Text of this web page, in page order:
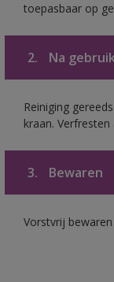
toepasbaar op
2. Na
Reiniging
kraan.
3. Bewaren
Vorstvrij bewaren